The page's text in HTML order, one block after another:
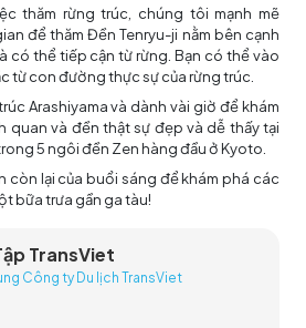
thăm rừng trúc, chúng tôi mạnh mẽ
để thăm Đền Tenryu-ji nằm bên cạnh
có thể tiếp cận từ rừng. Bạn có thể vào
từ con đường thực sự của rừng trúc.
Arashiyama và dành vài giờ để khám
quan và đền thật sự đẹp và dễ thấy tại
5 ngôi đền Zen hàng đầu ở Kyoto.
còn lại của buổi sáng để khám phá các
bữa trưa gần ga tàu!
TransViet
Công ty Du lịch TransViet